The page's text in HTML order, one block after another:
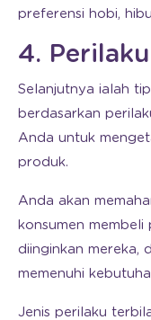
preferensi hobi,
4.
Selanjutnya ialah
berdasarkan
Anda untuk
produk.
Anda akan
konsumen
diinginkan mereka,
memenuhi
Jenis perilaku